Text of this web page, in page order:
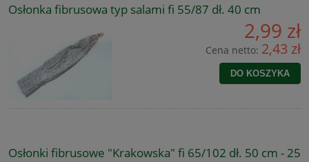
Osłonka fibrusowa typ salami fi 55/87 dł. 40 cm
2,99 zł
Cena netto: 2,43 zł
DO KOSZYKA
Osłonki fibrusowe "Krakowska" fi 65/102 dł. 50 cm - 25